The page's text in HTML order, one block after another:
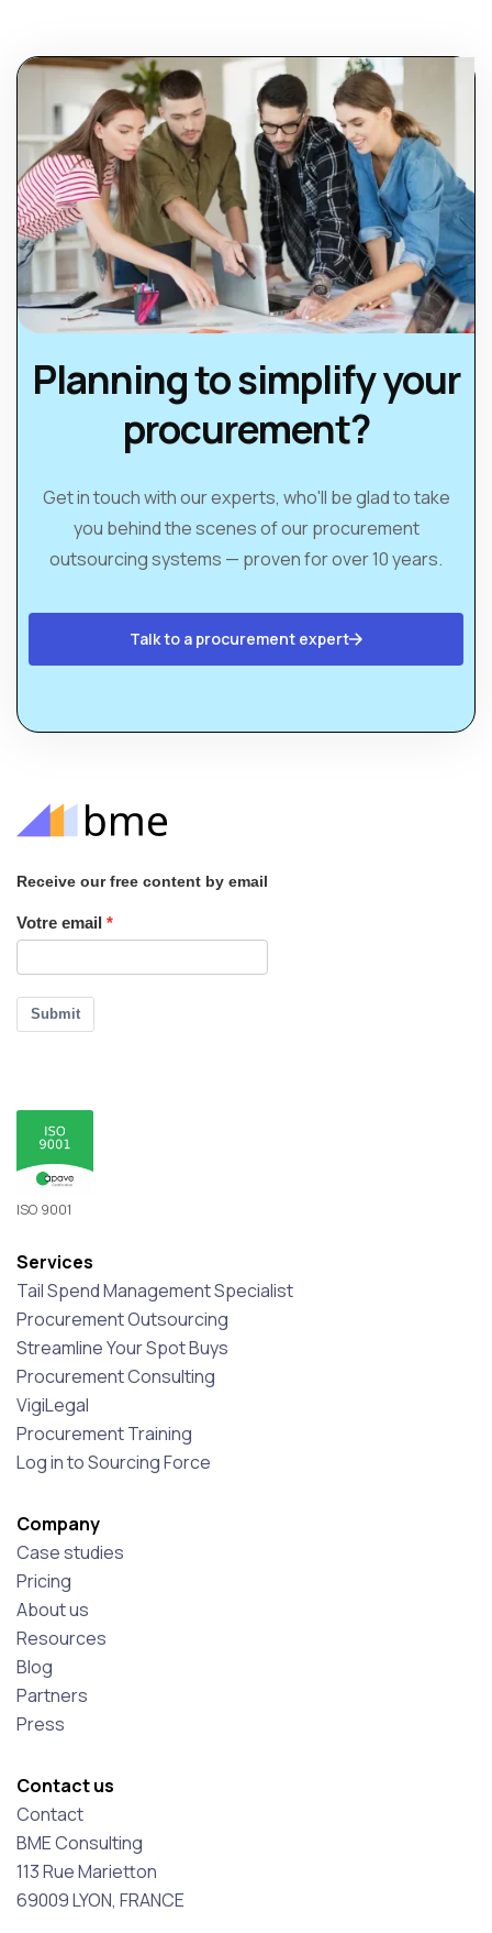
Planning to simplify your
procurement?
Get in touch with our experts, who'll be glad to take
you behind the scenes of our procurement
outsourcing systems — proven for over 10 years.
Talk to a procurement expert
Receive our free content by email
Votre email
Submit
ISO 9001
Services
Tail Spend Management Specialist
Procurement Outsourcing
Streamline Your Spot Buys
Procurement Consulting
VigiLegal
Procurement Training
Log in to Sourcing Force
Company
Case studies
Pricing
About us
Resources
Blog
Partners
Press
Contact us
Contact
BME Consulting
113 Rue Marietton
69009 LYON, FRANCE